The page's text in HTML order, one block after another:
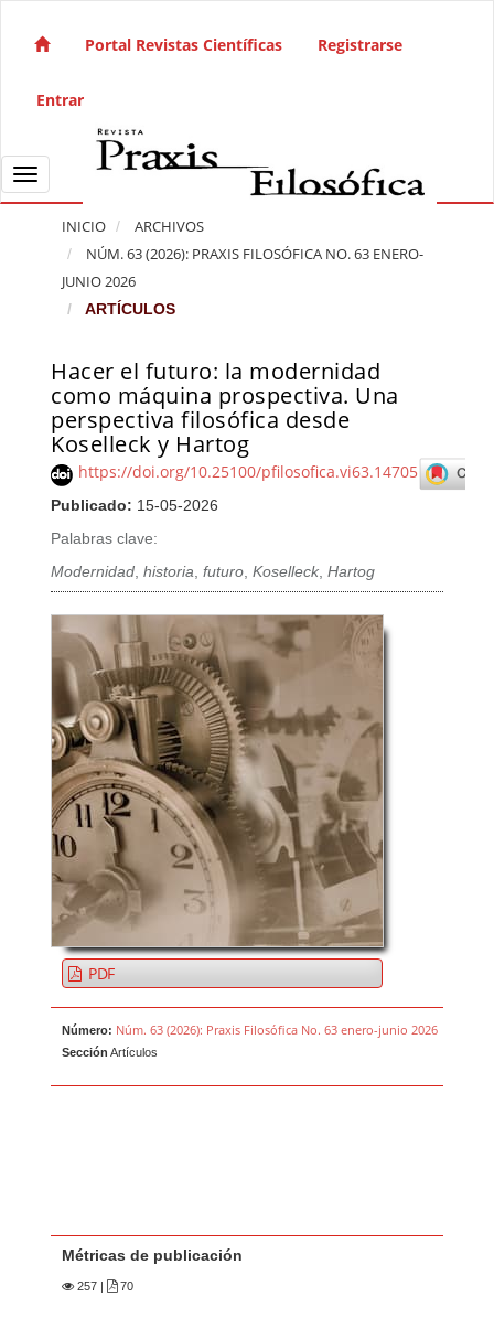
Navegación principal
Barra lateral
Portal Revistas Científicas Registrarse
Entrar
Toggle navigation
INICIO
ARCHIVOS
NÚM. 63 (2026): PRAXIS FILOSÓFICA NO. 63 ENERO-
JUNIO 2026
ARTÍCULOS
Hacer el futuro: la modernidad
como máquina prospectiva. Una
perspectiva filosófica desde
Koselleck y Hartog
https://doi.org/10.25100/pfilosofica.vi63.14705
Publicado: 15-05-2026
Palabras clave:
Modernidad,historia,futuro,Koselleck,Hartog
Barra lateral del artículo
PDF
Número: Núm. 63 (2026): Praxis Filosófica No. 63 enero-junio 2026
Sección Artículos
Métricas de publicación
257 70